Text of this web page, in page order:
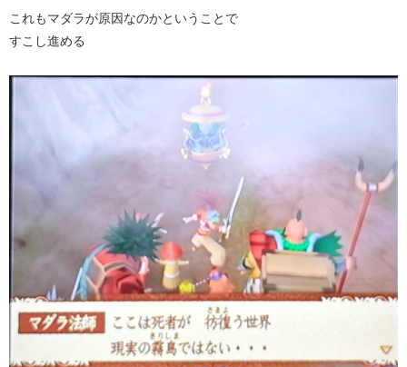
これもマダラが原因なのかということで
すこし進める